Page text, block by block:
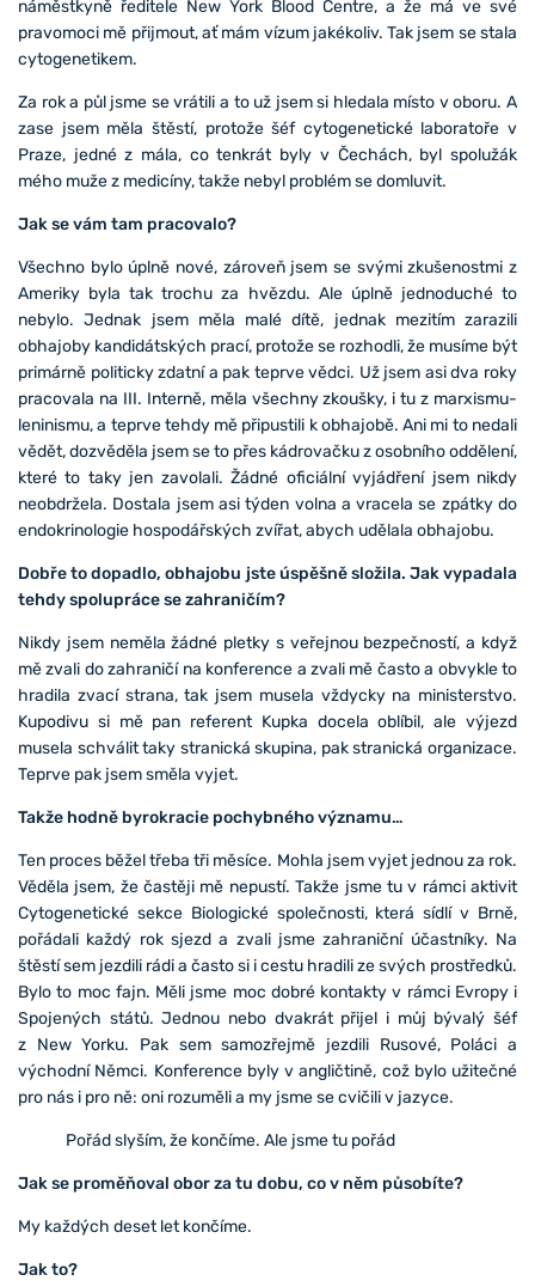
náměstkyně ředitele New York Blood Centre, a že má ve své
pravomoci mě přijmout, ať mám vízum jakékoliv. Tak jsem se stala
cytogenetikem.
Za rok a půl jsme se vrátili a to už jsem si hledala místo v oboru. A
zase jsem měla štěstí, protože šéf cytogenetické laboratoře v
Praze, jedné z mála, co tenkrát byly v Čechách, byl spolužák
mého muže z medicíny, takže nebyl problém se domluvit.
Jak se vám tam pracovalo?
Všechno bylo úplně nové, zároveň jsem se svými zkušenostmi z
Ameriky byla tak trochu za hvězdu. Ale úplně jednoduché to
nebylo. Jednak jsem měla malé dítě, jednak mezitím zarazili
obhajoby kandidátských prací, protože se rozhodli, že musíme být
primárně politicky zdatní a pak teprve vědci. Už jsem asi dva roky
pracovala na III. Interně, měla všechny zkoušky, i tu z marxismu-
leninismu, a teprve tehdy mě připustili k obhajobě. Ani mi to nedali
vědět, dozvěděla jsem se to přes kádrovačku z osobního oddělení,
které to taky jen zavolali. Žádné oficiální vyjádření jsem nikdy
neobdržela. Dostala jsem asi týden volna a vracela se zpátky do
endokrinologie hospodářských zvířat, abych udělala obhajobu.
Dobře to dopadlo, obhajobu jste úspěšně složila. Jak vypadala
tehdy spolupráce se zahraničím?
Nikdy jsem neměla žádné pletky s veřejnou bezpečností, a když
mě zvali do zahraničí na konference a zvali mě často a obvykle to
hradila zvací strana, tak jsem musela vždycky na ministerstvo.
Kupodivu si mě pan referent Kupka docela oblíbil, ale výjezd
musela schválit taky stranická skupina, pak stranická organizace.
Teprve pak jsem směla vyjet.
Takže hodně byrokracie pochybného významu…
Ten proces běžel třeba tři měsíce. Mohla jsem vyjet jednou za rok.
Věděla jsem, že častěji mě nepustí. Takže jsme tu v rámci aktivit
Cytogenetické sekce Biologické společnosti, která sídlí v Brně,
pořádali každý rok sjezd a zvali jsme zahraniční účastníky. Na
štěstí sem jezdili rádi a často si i cestu hradili ze svých prostředků.
Bylo to moc fajn. Měli jsme moc dobré kontakty v rámci Evropy i
Spojených států. Jednou nebo dvakrát přijel i můj bývalý šéf
z New Yorku. Pak sem samozřejmě jezdili Rusové, Poláci a
východní Němci. Konference byly v angličtině, což bylo užitečné
pro nás i pro ně: oni rozuměli a my jsme se cvičili v jazyce.
Pořád slyším, že končíme. Ale jsme tu pořád
Jak se proměňoval obor za tu dobu, co v něm působíte?
My každých deset let končíme.
Jak to?